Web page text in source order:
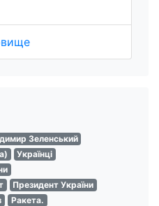
Зеленський
Українці
Президент України
Ракета.